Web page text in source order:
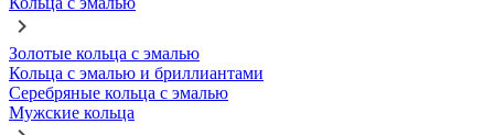
Золотые кольца с эмалью
Кольца с эмалью и бриллиантами
Серебряные кольца с эмалью
Мужские кольца